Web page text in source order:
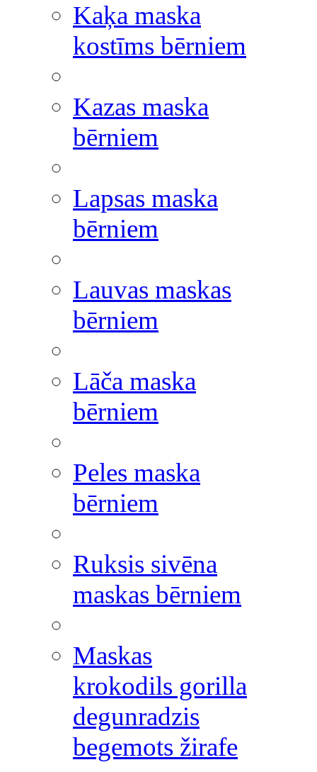
Kaķa maska
kostīms bērniem
Kazas maska
bērniem
Lapsas maska
bērniem
Lauvas maskas
bērniem
Lāča maska
bērniem
Peles maska
bērniem
Ruksis sivēna
maskas bērniem
Maskas
krokodils gorilla
degunradzis
begemots žirafe